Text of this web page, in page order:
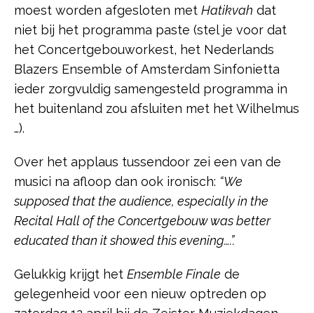
moest worden afgesloten met Hatikvah dat
niet bij het programma paste (stel je voor dat
het Concertgebouworkest, het Nederlands
Blazers Ensemble of Amsterdam Sinfonietta
ieder zorgvuldig samengesteld programma in
het buitenland zou afsluiten met het Wilhelmus
…).
Over het applaus tussendoor zei een van de
musici na afloop dan ook ironisch: “We
supposed that the audience, especially in the
Recital Hall of the Concertgebouw was better
educated than it showed this evening….”.
Gelukkig krijgt het Ensemble Finale de
gelegenheid voor een nieuw optreden op